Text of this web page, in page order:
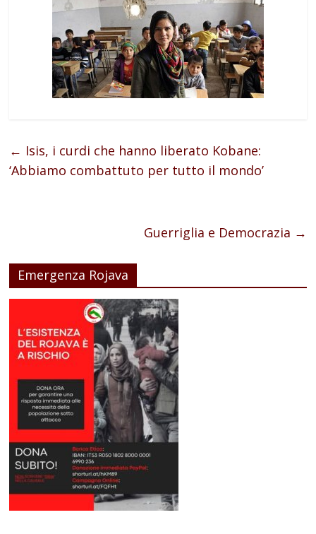
← Isis, i curdi che hanno liberato Kobane:
‘Abbiamo combattuto per tutto il mondo’
Guerriglia e Democrazia →
Emergenza Rojava